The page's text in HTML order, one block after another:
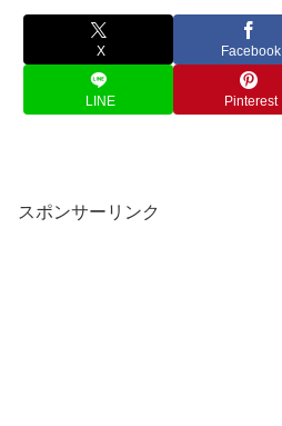
X Facebook
LINE Pinterest
スポンサーリンク